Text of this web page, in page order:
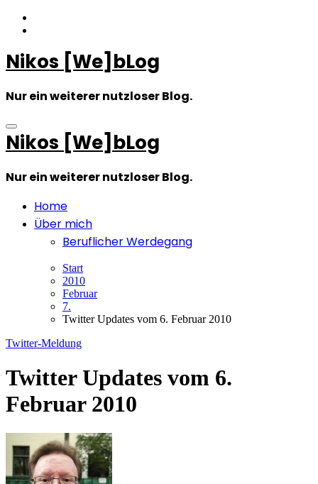
Zum
Inhalt
Nikos [We]bLog
Nur ein weiterer nutzloser Blog.
Nikos [We]bLog
Nur ein weiterer nutzloser Blog.
Home
Über mich
Beruflicher Werdegang
Start
2010
Februar
7.
Twitter Updates vom 6. Februar 2010
Twitter-Meldung
Twitter Updates vom 6.
Februar 2010